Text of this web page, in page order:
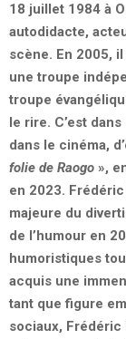
18 juillet 1984 à
autodidacte,
scène. En 2005,
une troupe
troupe
le rire. C’est
dans le cinéma,
folie de Raogo »,
en 2023.
majeure du
de l’humour en
humoristiques
acquis une
tant que figure
sociaux,